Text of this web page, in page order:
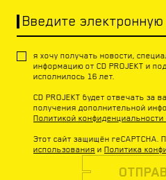
Введите электронную
я хочу получать новости,
информацию от CD PROJEKT и
исполнилось 16 лет.
CD PROJEKT будет отвечать
получения дополнительной
Политикой конфиденциальности
Этот сайт защищён reCAPTCHA.
использования и Политика